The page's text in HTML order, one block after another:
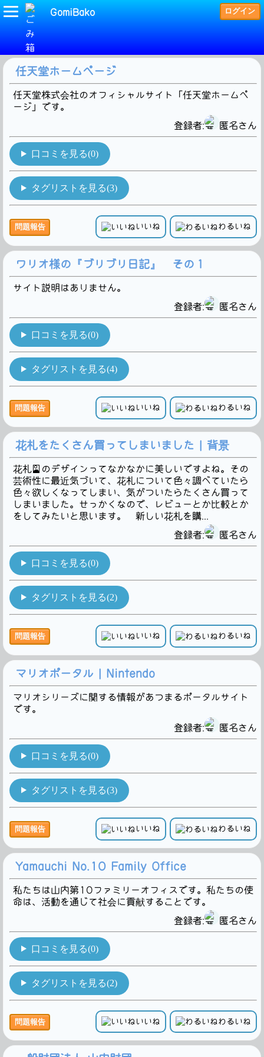
GomiBako ログイン
(任天堂)タグの検索結果です。9Hit!
任天堂ホームページ
任天堂株式会社のオフィシャルサイト「任天堂ホームペ
ージ」です。
登録者:
匿名さん
口コミを見る(0)
タグリストを見る(3)
問題報告 いいね わるいね
ワリオ様の『ブリブリ日記』 その１
サイト説明はありません。
登録者:
匿名さん
口コミを見る(0)
タグリストを見る(4)
問題報告 いいね わるいね
花札をたくさん買ってしまいました | 背景
花札🎴のデザインってなかなかに美しいですよね。その
芸術性に最近気づいて、花札について色々調べていたら
色々欲しくなってしまい、気がついたらたくさん買って
しまいました。せっかくなので、レビューとか比較とか
をしてみたいと思います。 新しい花札を購...
登録者:
匿名さん
口コミを見る(0)
タグリストを見る(2)
問題報告 いいね わるいね
マリオポータル | Nintendo
マリオシリーズに関する情報があつまるポータルサイト
です。
登録者:
匿名さん
口コミを見る(0)
タグリストを見る(3)
問題報告 いいね わるいね
Yamauchi No.10 Family Office
私たちは山内第10ファミリーオフィスです。私たちの使
命は、活動を通じて社会に貢献することです。
登録者:
匿名さん
口コミを見る(0)
タグリストを見る(2)
問題報告 いいね わるいね